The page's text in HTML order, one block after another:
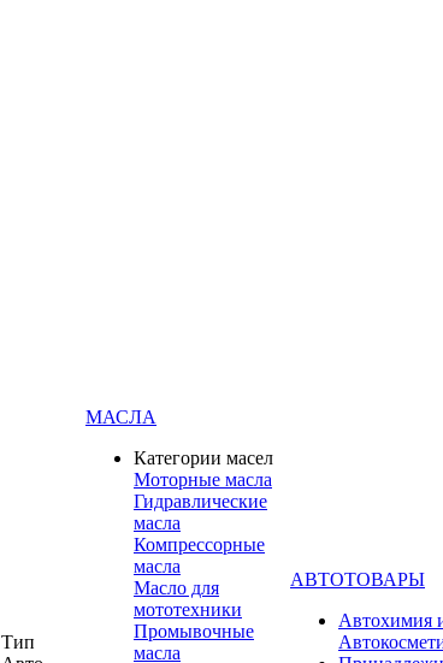
Тип
МАСЛА
Категории масел
Моторные масла
Гидравлические
масла
Компрессорные
масла
Масло для
мототехники
Промывочные
масла
АВТОТОВАРЫ
Автохимия